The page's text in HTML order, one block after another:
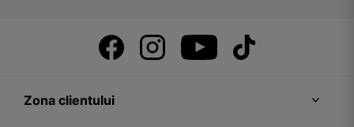
Zona clientului